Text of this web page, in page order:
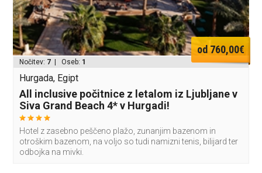
od 760,00€
Nočitev: 7 | Oseb: 1
Hurgada, Egipt
All inclusive počitnice z letalom iz Ljubljane v
Siva Grand Beach 4* v Hurgadi!
Hotel z zasebno peščeno plažo, zunanjim bazenom in
otroškim bazenom, na voljo so tudi namizni tenis, bilijard ter
odbojka na mivki.